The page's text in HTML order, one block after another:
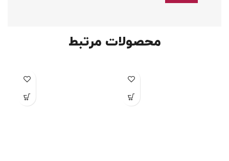
محصولات مرتبط